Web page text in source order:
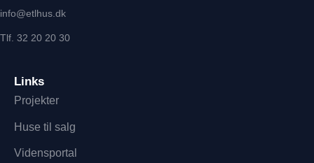
info@etlhus.dk
Tlf. 32 20 20 30
Links
Projekter
Huse til salg
Vidensportal